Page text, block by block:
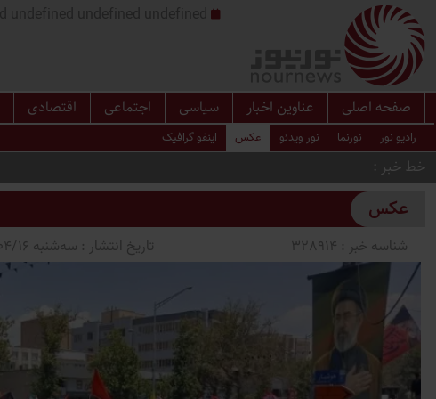
صفحه اصلی عناوین اخبار سیاسی اجتماعی اقتصادی
رادیو نور نورنما نور ویدئو عکس اینفو گرافیک
خط خبر
عکس
شناسه خبر : 328914 تاریخ انتشار : سه‌شنبه 1405/04/16 ساعت 02:39